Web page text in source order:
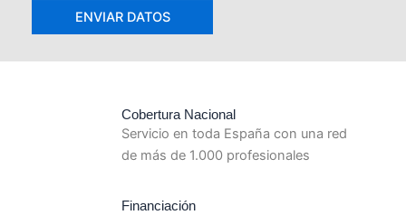
Cobertura Nacional
Servicio en toda España con una red
de más de 1.000 profesionales
Financiación